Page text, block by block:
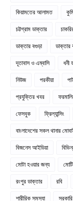
কিয়ামতের আলামত
চট্টগ্রাম ডাক্তার
ডাক্তার বগুড়া
ডাক্তার
দূতাবাস ও এম্বাসি
ধনী
নিউজ
পরকীয়া
প্রযুক্তির খবর
ফেসবুক
ফ্রিল্যান্সিং
বাংলাদেশের সকল থানার
বিজনেস আইডিয়া
মোটা হওয়ার জন্য
রংপুর ডাক্তার
রবি
শারীরিক সমস্যা